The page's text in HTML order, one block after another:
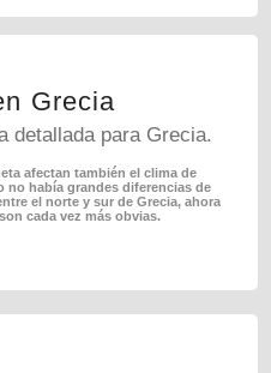
Grecia
detallada para Grecia.
afectan también el clima de
no había grandes diferencias de
el norte y sur de Grecia, ahora
cada vez más obvias.